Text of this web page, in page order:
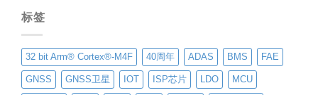
标签
32 bit Arm® Cortex®-M4F 40周年 ADAS BMS FAE
GNSS GNSS卫星 IOT ISP芯片 LDO MCU